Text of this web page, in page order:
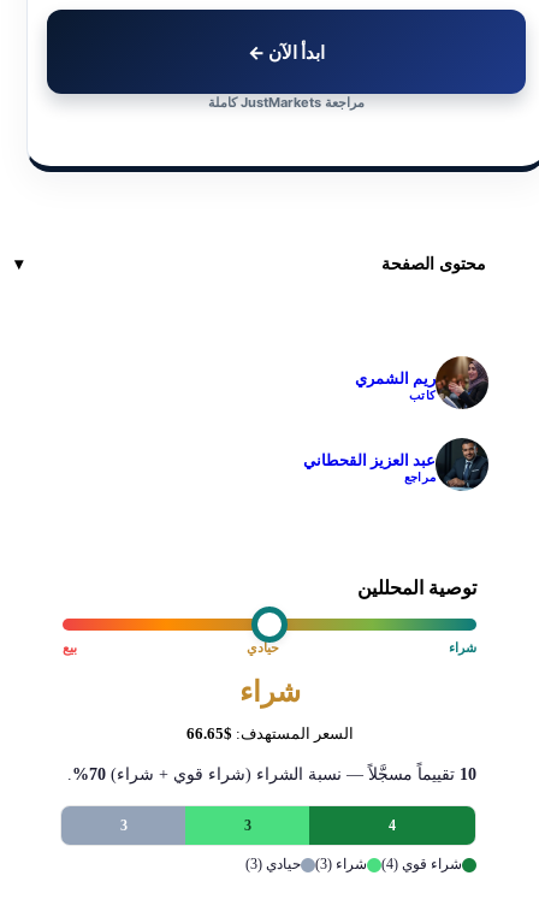
ابدأ الآن ←
مراجعة JustMarkets كاملة
محتوى الصفحة
ريم الشمري
كاتب
عبد العزيز القحطاني
مراجع
توصية المحللين
بيع حيادي شراء
شراء
السعر المستهدف: $66.65
10تقييماً مسجَّلاً — نسبة الشراء (شراء قوي + شراء) 70%
.
4
3
3
شراء قوي (4) شراء (3) حيادي (3)